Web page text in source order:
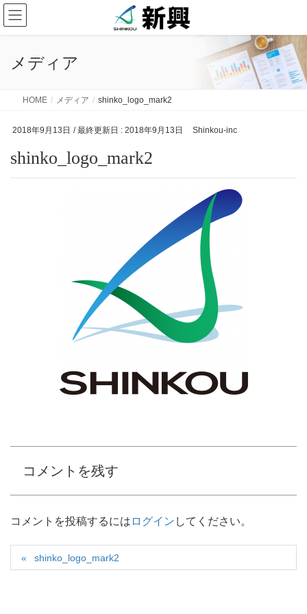
メディア
HOME メディア shinko_logo_mark2
2018年9月13日 / 最終更新日 : 2018年9月13日 Shinkou-inc
shinko_logo_mark2
コメントを残す
コメントを投稿するには ログイン してください。
shinko_logo_mark2